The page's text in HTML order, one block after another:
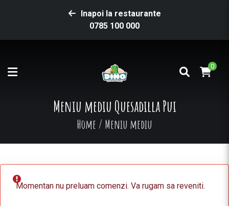
Inapoi la restaurante
0785 100 000
0
Meniu mediu Quesadilla Pui
Home / Meniu mediu
Momentan nu preluam comenzi. Va rugam sa reveniti.